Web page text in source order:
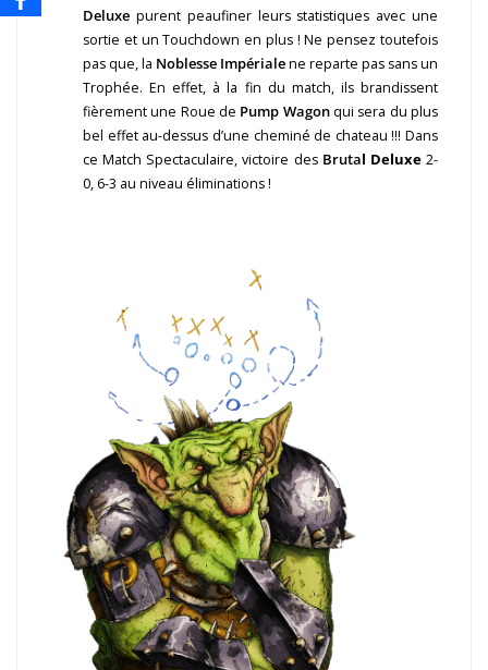
Deluxe purent peaufiner leurs statistiques avec une
sortie et un Touchdown en plus ! Ne pensez toutefois
pas que, la Noblesse Impérialene reparte pas sans un
Trophée. En effet, à la fin du match, ils brandissent
fièrement une Roue de Pump Wagonqui sera du plus
bel effet au-dessus d’une cheminé de chateau !!! Dans
ce Match Spectaculaire, victoire des Brutal Deluxe2-
0, 6-3 au niveau éliminations !